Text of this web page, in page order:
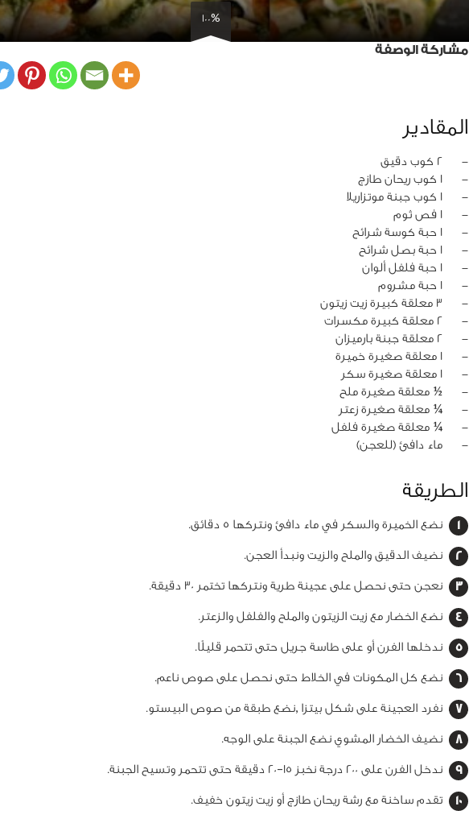
100%
مشاركة الوصفة
المقادير
‏-
2 كوب دقيق
‏-
1 كوب ريحان طازج
‏-
1 كوب جبنة موتزاريلا
‏-
1 فص ثوم
‏-
1 حبة كوسة شرائح
‏-
1 حبة بصل شرائح
‏-
1 حبة فلفل ألوان
‏-
1 حبة مشروم
‏-
3 معلقة كبيرة زيت زيتون
‏-
2 معلقة كبيرة مكسرات
‏-
2 معلقة جبنة بارميزان
‏-
1 معلقة صغيرة خميرة
‏-
1 معلقة صغيرة سكر
‏-
½ معلقة صغيرة ملح
‏-
¼ معلقة صغيرة زعتر
‏-
¼ معلقة صغيرة فلفل
‏-
ماء دافئ (للعجن)
الطريقة
نضع الخميرة والسكر في ماء دافئ ونتركها 5 دقائق.
نضيف الدقيق والملح والزيت ونبدأ العجن.
نعجن حتى نحصل على عجينة طرية ونتركها تختمر 30 دقيقة.
نضع الخضار مع زيت الزيتون والملح والفلفل والزعتر.
ندخلها الفرن أو على طاسة جريل حتى تتحمر قليلًا.
نضع كل المكونات في الخلاط حتى نحصل على صوص ناعم.
نفرد العجينة على شكل بيتزا ,نضع طبقة من صوص البيستو.
نضيف الخضار المشوي نضع الجبنة على الوجه.
ندخل الفرن على 200 درجة نخبز 15–20 دقيقة حتى تتحمر وتسيح الجبنة.
تقدم ساخنة مع رشة ريحان طازج أو زيت زيتون خفيف.